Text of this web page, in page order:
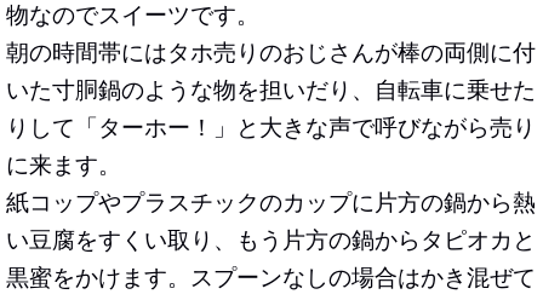
物なのでスイーツです。
朝の時間帯にはタホ売りのおじさんが棒の両側に付
いた寸胴鍋のような物を担いだり、自転車に乗せた
りして「ターホー！」と大きな声で呼びながら売り
に来ます。
紙コップやプラスチックのカップに片方の鍋から熱
い豆腐をすくい取り、もう片方の鍋からタピオカと
黒蜜をかけます。スプーンなしの場合はかき混ぜて